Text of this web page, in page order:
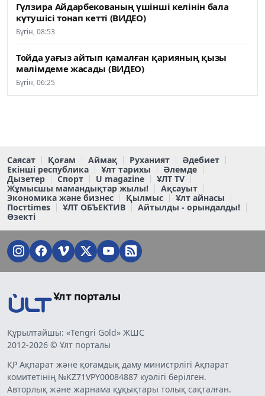
Гүлзира Айдарбекованың үшінші келінін бала
күтушісі тонап кетті (ВИДЕО)
Бүгін, 08:53
Тойда уағыз айтып қамалған қарияның қызы
мәлімдеме жасады (ВИДЕО)
Бүгін, 06:25
Саясат Қоғам Аймақ Руханият
Әдебиет
Екінші республика
Ұлт тарихы
Әлемде
Дызетер
Спорт U magazine
ҰЛТ TV
Жұмысшы мамандықтар жылы!
Ақсауыт
Экономика және бизнес
Қылмыс
Ұлт айнасы
Постtimes
ҰЛТ ОБЪЕКТИВ
Айтылды - орындалды!
Өзекті
Ұлт порталы
Құрылтайшы: «Tengri Gold» ЖШС
2012-2026 © Ұлт порталы
ҚР Ақпарат және қоғамдық даму министрлігі Ақпарат
комитетінің №KZ71VPY00084887 куәлігі берілген.
Авторлық және жарнама құқықтары толық сақталған.